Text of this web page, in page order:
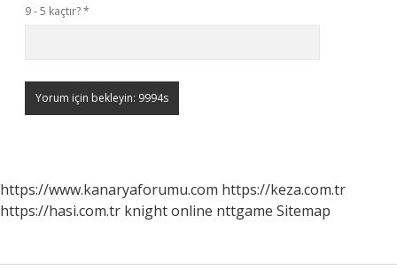
9 - 5 kaçtır?*
https://www.kanaryaforumu.com https://keza.com.tr
https://hasi.com.tr knight online nttgame Sitemap